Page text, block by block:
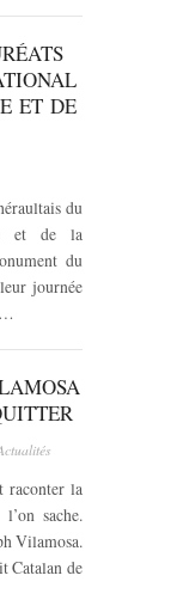
ET DE
du
et de la
du
journée
raconter la
sache.
Vilamosa.
Catalan de